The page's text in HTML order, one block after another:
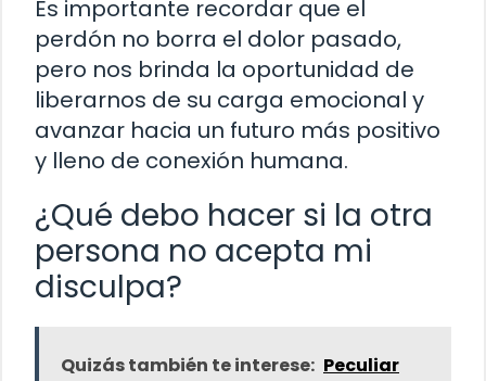
Es importante recordar que el
perdón no borra el dolor pasado,
pero nos brinda la oportunidad de
liberarnos de su carga emocional y
avanzar hacia un futuro más positivo
y lleno de conexión humana.
¿Qué debo hacer si la otra
persona no acepta mi
disculpa?
Quizás también te interese: Peculiar